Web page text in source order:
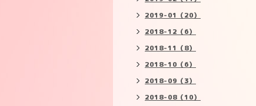
2019-01（20）
2018-12（6）
2018-11（8）
2018-10（6）
2018-09（3）
2018-08（10）